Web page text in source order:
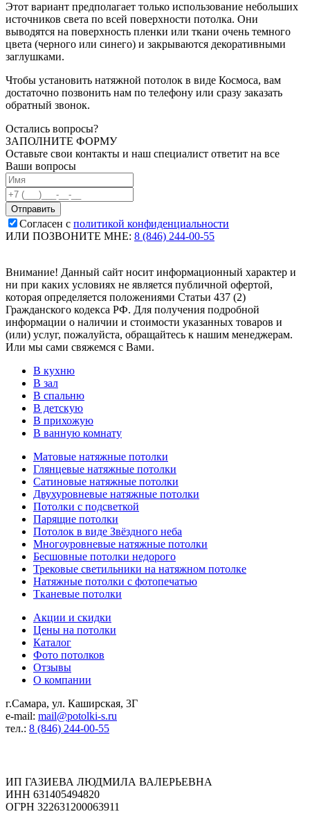
Этот вариант предполагает только использование небольших
источников света по всей поверхности потолка. Они
выводятся на поверхность пленки или ткани очень темного
цвета (черного или синего) и закрываются декоративными
заглушками.
Чтобы установить натяжной потолок в виде Космоса, вам
достаточно позвонить нам по телефону или сразу заказать
обратный звонок.
Остались вопросы?
ЗАПОЛНИТЕ ФОРМУ
Оставьте свои контакты и наш специалист ответит на все
Ваши вопросы
Согласен с политикой конфиденциальности
ИЛИ ПОЗВОНИТЕ МНЕ: 8 (846) 244-00-55
Внимание! Данный сайт носит информационный характер и
ни при каких условиях не является публичной офертой,
которая определяется положениями Статьи 437 (2)
Гражданского кодекса РФ. Для получения подробной
информации о наличии и стоимости указанных товаров и
(или) услуг, пожалуйста, обращайтесь к нашим менеджерам.
Или мы сами свяжемся с Вами.
В кухню
В зал
В спальню
В детскую
В прихожую
В ванную комнату
Матовые натяжные потолки
Глянцевые натяжные потолки
Сатиновые натяжные потолки
Двухуровневые натяжные потолки
Потолки с подсветкой
Парящие потолки
Потолок в виде Звёздного неба
Многоуровневые натяжные потолки
Бесшовные потолки недорого
Трековые светильники на натяжном потолке
Натяжные потолки с фотопечатью
Тканевые потолки
Акции и скидки
Цены на потолки
Каталог
Фото потолков
Отзывы
О компании
г.Самара, ул. Каширская, 3Г
e-mail: mail@potolki-s.ru
тел.: 8 (846) 244-00-55
ИП ГАЗИЕВА ЛЮДМИЛА ВАЛЕРЬЕВНА
ИНН 631405494820
ОГРН 322631200063911